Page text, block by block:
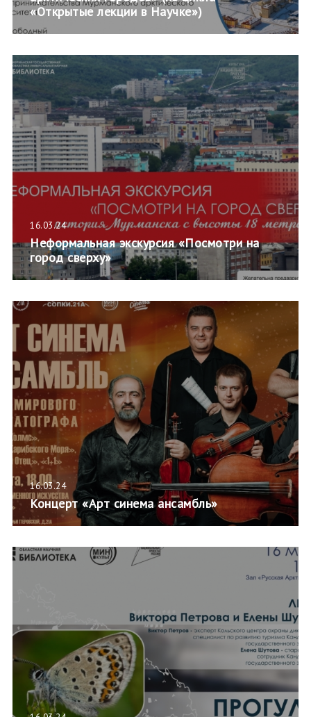
«Открытые лекции в Научке»)
16.03.24
Неформальная экскурсия «Посмотри на
город сверху»
16.03.24
Концерт «Арт синема ансамбль»